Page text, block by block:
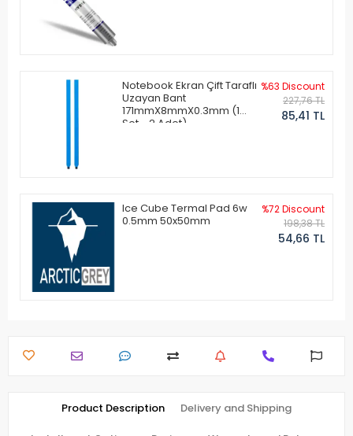
Notebook Ekran Çift Taraflı
Uzayan Bant
171mmX8mmX0.3mm (1
Set - 2 Adet)
%63 Discount
227,76 TL
85,41 TL
Ice Cube Termal Pad 6w
0.5mm 50x50mm
%72 Discount
198,38 TL
54,66 TL
Product Description Delivery and Shipping